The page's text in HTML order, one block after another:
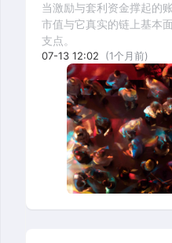
当激励与套利资金撑起的
市值与它真实的链上基本
支点。
07-13 12:02 (1个月前)